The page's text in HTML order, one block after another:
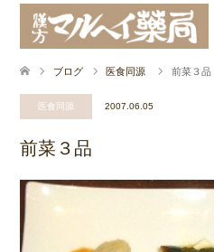
ブログ 医食同源 前菜３品
医食同源 2007.06.05
前菜３品